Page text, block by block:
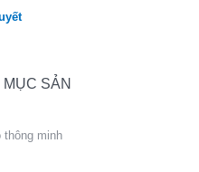
MỤC SẢN
thông minh